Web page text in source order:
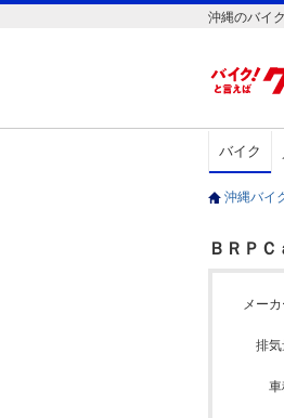
沖縄のバイ
バイク
沖縄バイ
ＢＲＰ
メー
排